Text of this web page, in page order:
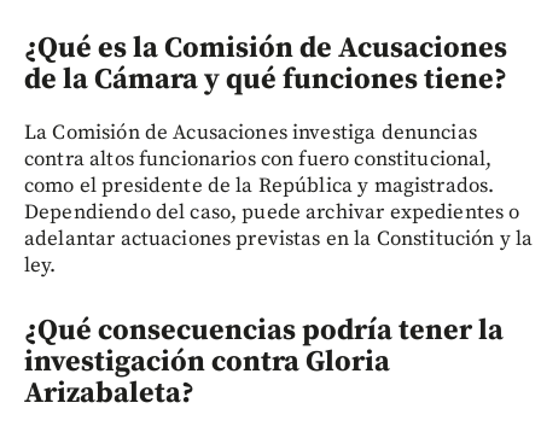
¿Qué es la Comisión de Acusaciones
de la Cámara y qué funciones tiene?
La Comisión de Acusaciones investiga denuncias
contra altos funcionarios con fuero constitucional,
como el presidente de la República y magistrados.
Dependiendo del caso, puede archivar expedientes o
adelantar actuaciones previstas en la Constitución y la
ley.
¿Qué consecuencias podría tener la
investigación contra Gloria
Arizabaleta?